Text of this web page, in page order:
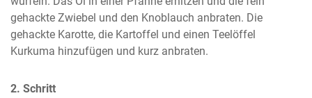
gehackte Zwiebel und den Knoblauch anbraten. Die
gehackte Karotte, die Kartoffel und einen Teelöffel
Kurkuma hinzufügen und kurz anbraten.
2. Schritt